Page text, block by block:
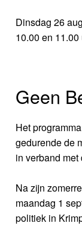
Dinsdag 26
10.00 en
Geen
Het
gedurende de
in verband
Na zijn
maandag 1
politiek in